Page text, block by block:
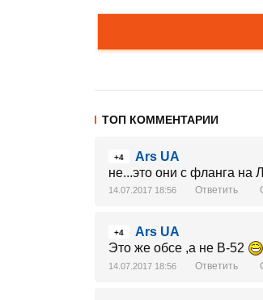
ТОП КОММЕНТАРИИ
+4
Ars UA
не...это они с фланга на
14.07.2017 18:56 Ответить
+4
Ars UA
Это же обсе ,а не В-52
14.07.2017 18:56 Ответить